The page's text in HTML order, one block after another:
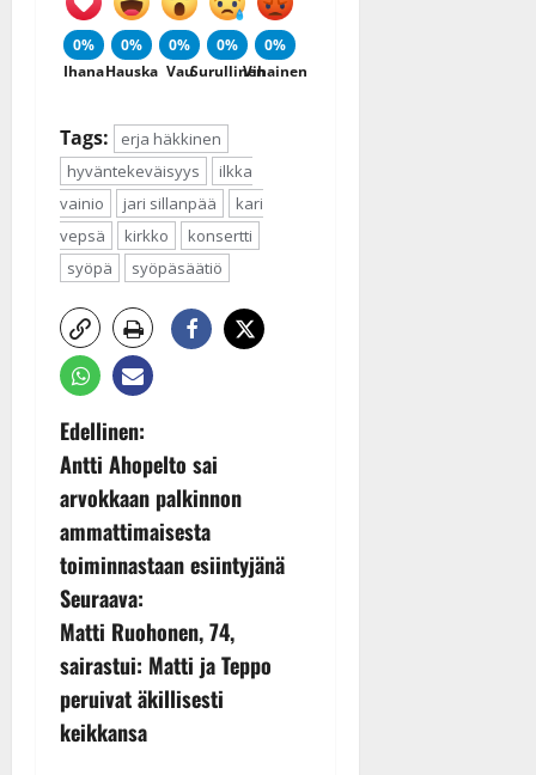
0%
Ihana
0%
Hauska
0%
Vau
0%
Surullinen
0%
Vihainen
Tags:
erja häkkinen
hyväntekeväisyys
ilkka
vainio
jari sillanpää
kari
vepsä
kirkko
konsertti
syöpä
syöpäsäätiö
P
o
s
t
n
a
v
Edellinen:
Antti Ahopelto sai
arvokkaan palkinnon
ammattimaisesta
toiminnastaan esiintyjänä
Seuraava:
Matti Ruohonen, 74,
sairastui: Matti ja Teppo
peruivat äkillisesti
keikkansa